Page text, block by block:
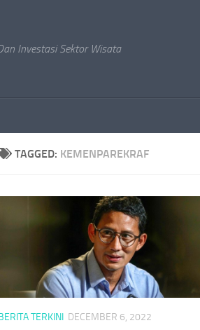
Investasi Sektor Wisata
TAGGED: KEMENPAREKRAF
TERKINI DECEMBER 6, 2022